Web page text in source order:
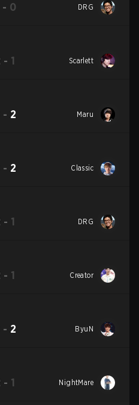
- 0 DRG
- 1 Scarlett
- 2 Maru
- 2 Classic
- 1 DRG
- 1 Creator
- 2 ByuN
- 1 NightMare